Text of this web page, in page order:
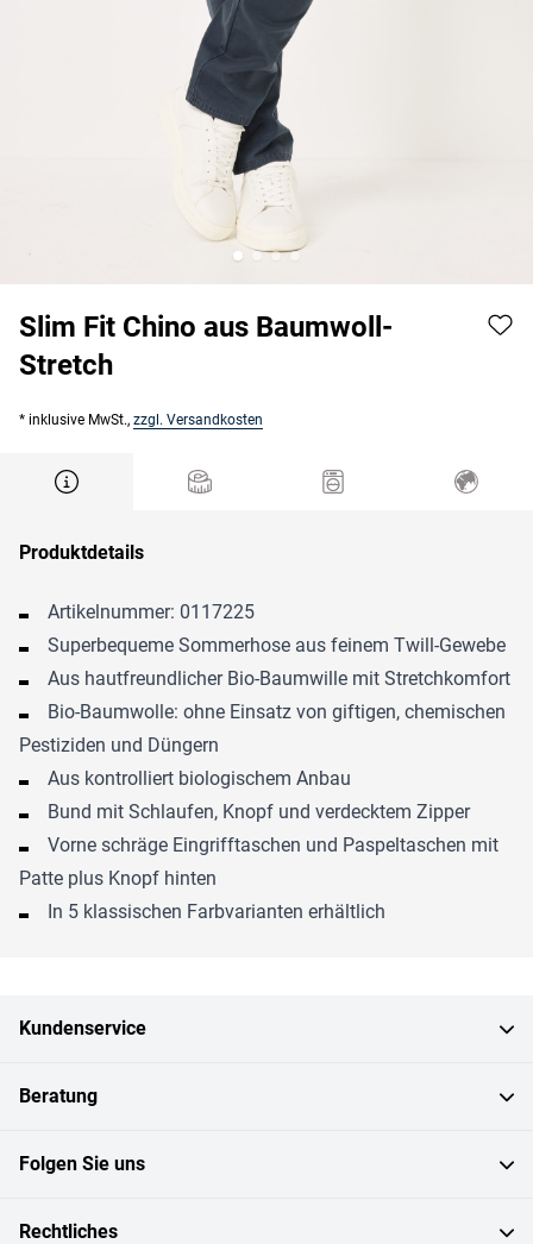
Slim Fit Chino aus Baumwoll-
Stretch
* inklusive MwSt., zzgl. Versandkosten
Produktdetails
Artikelnummer: 0117225
Superbequeme Sommerhose aus feinem Twill-Gewebe
Aus hautfreundlicher Bio-Baumwille mit Stretchkomfort
Bio-Baumwolle: ohne Einsatz von giftigen, chemischen
Pestiziden und Düngern
Aus kontrolliert biologischem Anbau
Bund mit Schlaufen, Knopf und verdecktem Zipper
Vorne schräge Eingrifftaschen und Paspeltaschen mit
Patte plus Knopf hinten
In 5 klassischen Farbvarianten erhältlich
Kundenservice
Beratung
Folgen Sie uns
Rechtliches